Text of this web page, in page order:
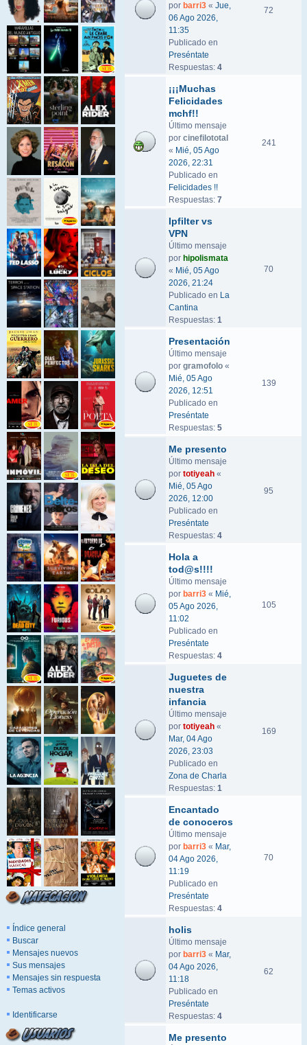
Índice general
Buscar
Mensajes nuevos
Sus mensajes
Mensajes sin respuesta
Temas activos
Identificarse
por barri3 « Jue,
06 Ago 2026,
11:35
Publicado en
Preséntate
Respuestas: 4
72
¡¡¡Muchas
Felicidades
mchf!!
Último mensaje
por cinefilototal
« Mié, 05 Ago
2026, 22:31
Publicado en
Felicidades !!
Respuestas: 7
241
Ipfilter vs
VPN
Último mensaje
por hipolismata
« Mié, 05 Ago
2026, 21:24
Publicado en La
Cantina
Respuestas: 1
70
Presentación
Último mensaje
por gramofolo «
Mié, 05 Ago
2026, 12:51
Publicado en
Preséntate
Respuestas: 5
139
Me presento
Último mensaje
por totiyeah «
Mié, 05 Ago
2026, 12:00
Publicado en
Preséntate
Respuestas: 4
95
Hola a
tod@s!!!!
Último mensaje
por barri3 « Mié,
05 Ago 2026,
11:02
Publicado en
Preséntate
Respuestas: 4
105
Juguetes de
nuestra
infancia
Último mensaje
por totiyeah «
Mar, 04 Ago
2026, 23:03
Publicado en
Zona de Charla
Respuestas: 1
169
Encantado
de conoceros
Último mensaje
por barri3 « Mar,
04 Ago 2026,
11:19
Publicado en
Preséntate
Respuestas: 4
70
holis
Último mensaje
por barri3 « Mar,
04 Ago 2026,
11:18
Publicado en
Preséntate
Respuestas: 4
62
Me presento